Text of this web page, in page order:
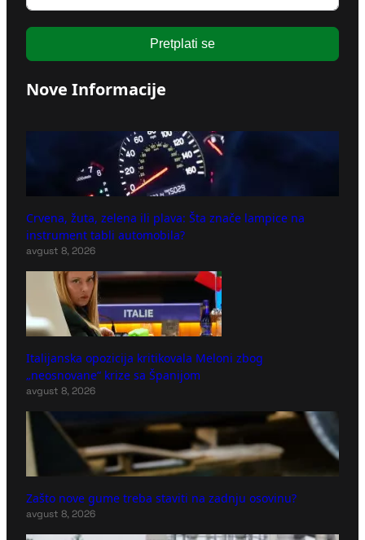
Pretplati se
Nove Informacije
Crvena, žuta, zelena ili plava: Šta znače lampice na
instrument tabli automobila?
avgust 8, 2026
Italijanska opozicija kritikovala Meloni zbog
„neosnovane“ krize sa Španijom
avgust 8, 2026
Zašto nove gume treba staviti na zadnju osovinu?
avgust 8, 2026